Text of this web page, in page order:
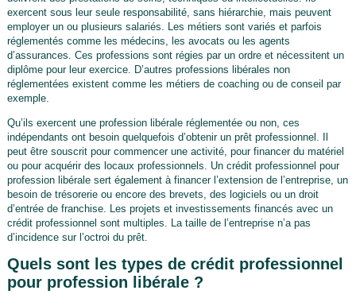
exercent sous leur seule responsabilité, sans hiérarchie, mais peuvent
employer un ou plusieurs salariés. Les métiers sont variés et parfois
réglementés comme les médecins, les avocats ou les agents
d’assurances. Ces professions sont régies par un ordre et nécessitent un
diplôme pour leur exercice. D’autres professions libérales non
réglementées existent comme les métiers de coaching ou de conseil par
exemple.
Qu’ils exercent une profession libérale réglementée ou non, ces
indépendants ont besoin quelquefois d’obtenir un prêt professionnel. Il
peut être souscrit pour commencer une activité, pour financer du matériel
ou pour acquérir des locaux professionnels. Un crédit professionnel pour
profession libérale sert également à financer l’extension de l’entreprise, un
besoin de trésorerie ou encore des brevets, des logiciels ou un droit
d’entrée de franchise. Les projets et investissements financés avec un
crédit professionnel sont multiples. La taille de l’entreprise n’a pas
d’incidence sur l’octroi du prêt.
Quels sont les types de crédit professionnel
pour profession libérale ?